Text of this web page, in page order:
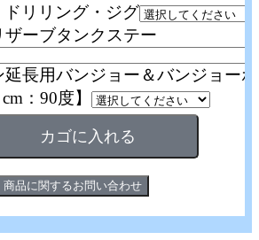
リリング・ジグ
ザーブタンクステー
長用バンジョー＆バンジョーボ
：90度】